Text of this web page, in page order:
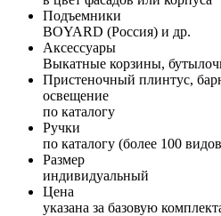
Подъемники
BOYARD (Россия) и др.
Аксессуары
Выкатные корзины,
Пристеночный плинтус,
освещение
по каталогу
Ручки
по каталогу (более 100
Размер
индивидуальный
Цена
указана за базовую